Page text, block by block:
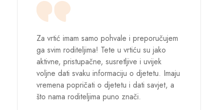
Za vrtić imam samo pohvale i preporučujem
ga svim roditeljima! Tete u vrtiću su jako
aktivne, pristupačne, susretljive i uvijek
voljne dati svaku informaciju o djetetu. Imaju
vremena popričati o djetetu i dati savjet, a
što nama roditeljima puno znači.